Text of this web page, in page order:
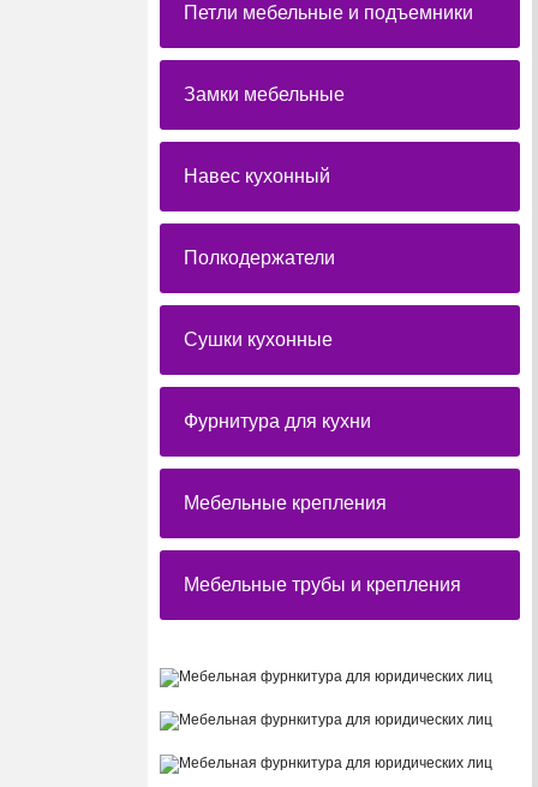
Петли мебельные и подъемники
Замки мебельные
Навес кухонный
Полкодержатели
Сушки кухонные
Фурнитура для кухни
Мебельные крепления
Мебельные трубы и крепления